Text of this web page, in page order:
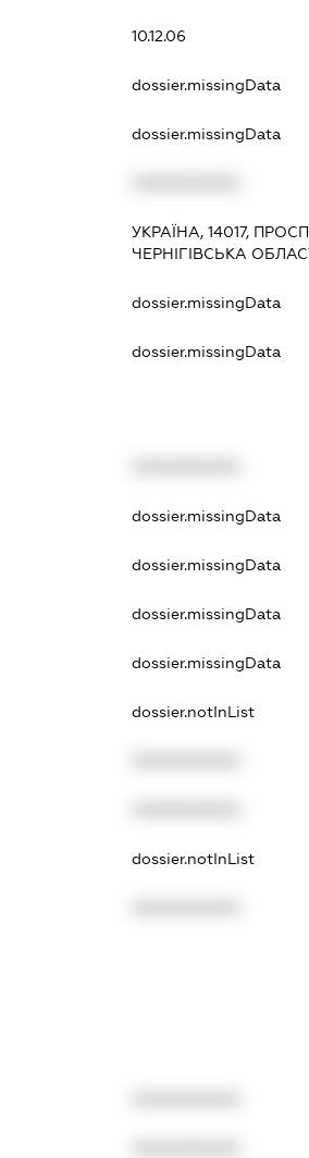
10.12.06
dossier.missingData
dossier.missingData
УКРАЇНА, 14017,
ЧЕРНІГІВСЬКА
dossier.missingData
dossier.missingData
dossier.missingData
dossier.missingData
dossier.missingData
dossier.missingData
dossier.notInList
dossier.notInList